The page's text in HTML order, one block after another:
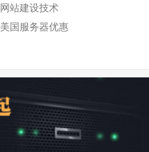
网站建设技术
美国服务器优惠